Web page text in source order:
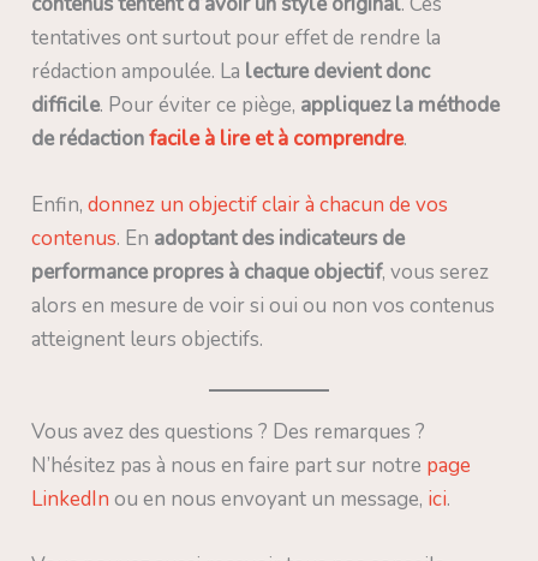
tentatives ont surtout pour effet de rendre la
rédaction ampoulée. La lecture devient donc
difficile. Pour éviter ce piège, appliquez la méthode
de rédactionfacile à lire et à comprendre.
Enfin,donnez un objectif clair à chacun de vos
contenus. En adoptant des indicateurs de
performance propres à chaque objectif, vous serez
alors en mesure de voir si oui ou non vos contenus
atteignent leurs objectifs.
Vous avez des questions ? Des remarques ?
N’hésitez pas à nous en faire part sur notre page
LinkedIn ou en nous envoyant un message, ici.